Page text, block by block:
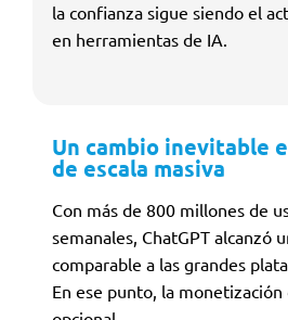
la confianza sigue siendo el
en herramientas de IA.
Un cambio inevitable
de escala masiva
Con más de 800 millones de
semanales, ChatGPT alcanzó
comparable a las grandes
En ese punto, la monetización